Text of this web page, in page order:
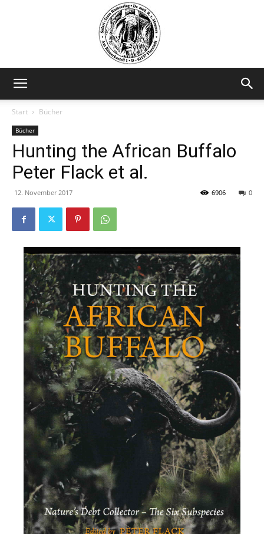
Start
Bücher
Bücher
Hunting the African Buffalo
Peter Flack et al.
12. November 2017 0
6906